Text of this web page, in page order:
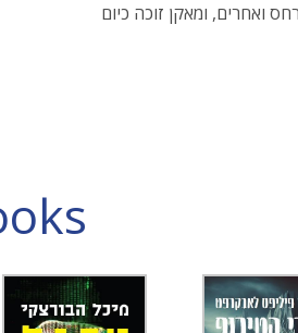
ואחרים, ומאקן זוכה כיום